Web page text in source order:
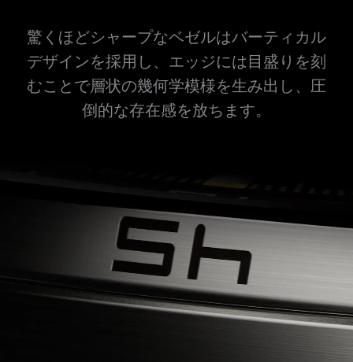
驚くほどシャープなベゼルはバーティカル
デザインを採用し、エッジには目盛りを刻
むことで層状の幾何学模様を生み出し、圧
倒的な存在感を放ちます。